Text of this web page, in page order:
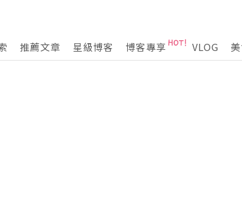
推薦文章 星級博客 博客專享 VLOG